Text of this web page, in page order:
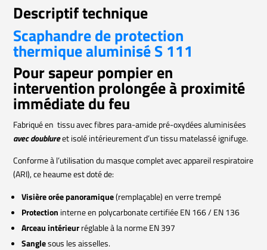
Descriptif technique
Scaphandre de protection
thermique aluminisé S 111
Pour sapeur pompier en
intervention prolongée à proximité
immédiate du feu
Fabriqué en tissu avec fibres para-amide pré-oxydées aluminisées
avec doublureet isolé intérieurement d’un tissu matelassé ignifuge.
Conforme à l’utilisation du masque complet avec appareil respiratoire
(ARI), ce heaume est doté de:
Visière orée panoramique(remplaçable) en verre trempé
Protection interne en polycarbonate certifiée EN 166 / EN 136
Arceau intérieurréglable à la norme EN 397
Sanglesous les aisselles.